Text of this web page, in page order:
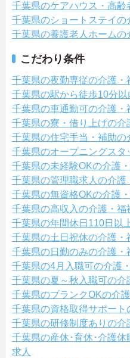
千葉県のケアハウス・高齢
千葉県のショートステイの
千葉県の養護老人ホームの
こだわり条件
千葉県の夜勤専従の介護・
千葉県の駅から徒歩10分以
千葉県の車通勤可の介護・
千葉県の寮・借り上げの介
千葉県の住宅手当・補助の
千葉県のオープニングスタ
千葉県の未経験OKの介護
千葉県の管理職求人の介護
千葉県の無資格OKの介護
千葉県の高収入の介護・福
千葉県の年間休日110日以
千葉県の土日祝休の介護・
千葉県の日勤のみの介護・
千葉県の4月入職可の介護
千葉県の夏～秋入職可の介
千葉県のブランクOKの介
千葉県の資格取得サポート
千葉県の研修制度ありの介
千葉県の産休･育休･介護
求人